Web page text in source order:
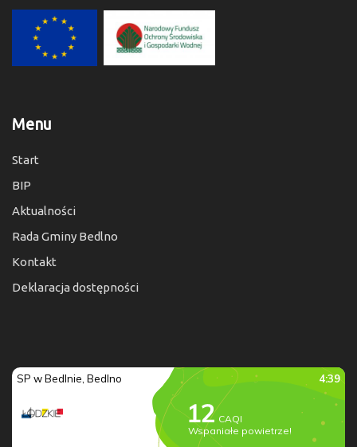
Menu
Start
BIP
Aktualności
Rada Gminy Bedlno
Kontakt
Deklaracja dostępności